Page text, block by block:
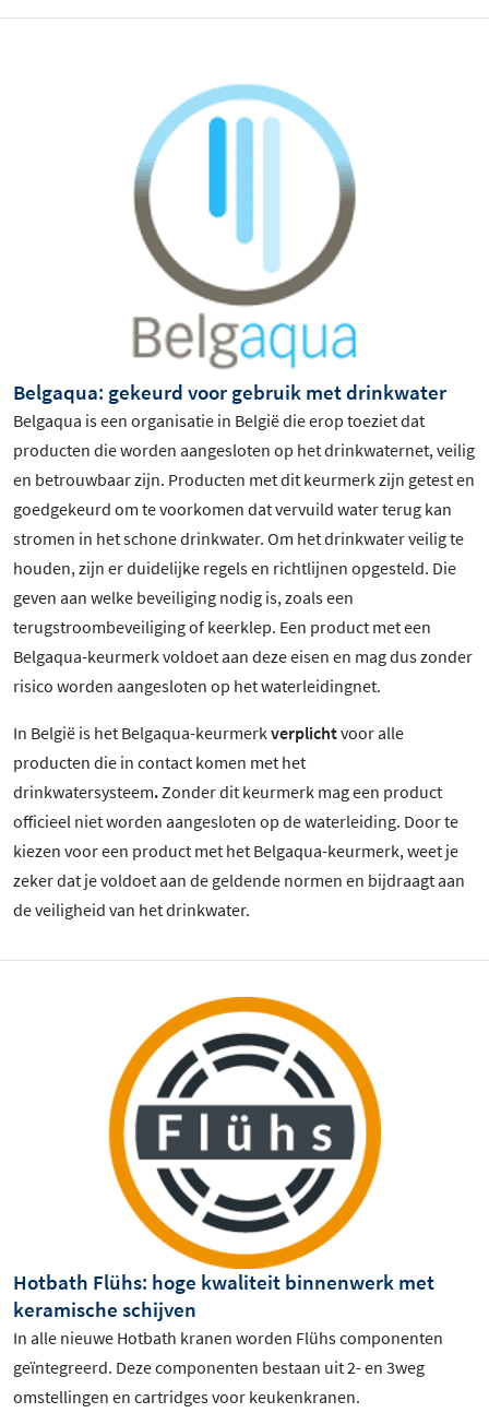
Belgaqua: gekeurd voor gebruik met drinkwater
Belgaqua is een organisatie in België die erop toeziet dat
producten die worden aangesloten op het drinkwaternet, veilig
en betrouwbaar zijn. Producten met dit keurmerk zijn getest en
goedgekeurd om te voorkomen dat vervuild water terug kan
stromen in het schone drinkwater. Om het drinkwater veilig te
houden, zijn er duidelijke regels en richtlijnen opgesteld. Die
geven aan welke beveiliging nodig is, zoals een
terugstroombeveiliging of keerklep. Een product met een
Belgaqua-keurmerk voldoet aan deze eisen en mag dus zonder
risico worden aangesloten op het waterleidingnet.
In België is het Belgaqua-keurmerkverplichtvoor alle
producten die in contact komen met het
drinkwatersysteem. Zonder dit keurmerk mag een product
officieel niet worden aangesloten op de waterleiding. Door te
kiezen voor een product met het Belgaqua-keurmerk, weet je
zeker dat je voldoet aan de geldende normen en bijdraagt aan
de veiligheid van het drinkwater.
Hotbath Flühs: hoge kwaliteit binnenwerk met
keramische schijven
In alle nieuwe Hotbath kranen worden Flühs componenten
geïntegreerd. Deze componenten bestaan uit 2- en 3weg
omstellingen en cartridges voor keukenkranen.